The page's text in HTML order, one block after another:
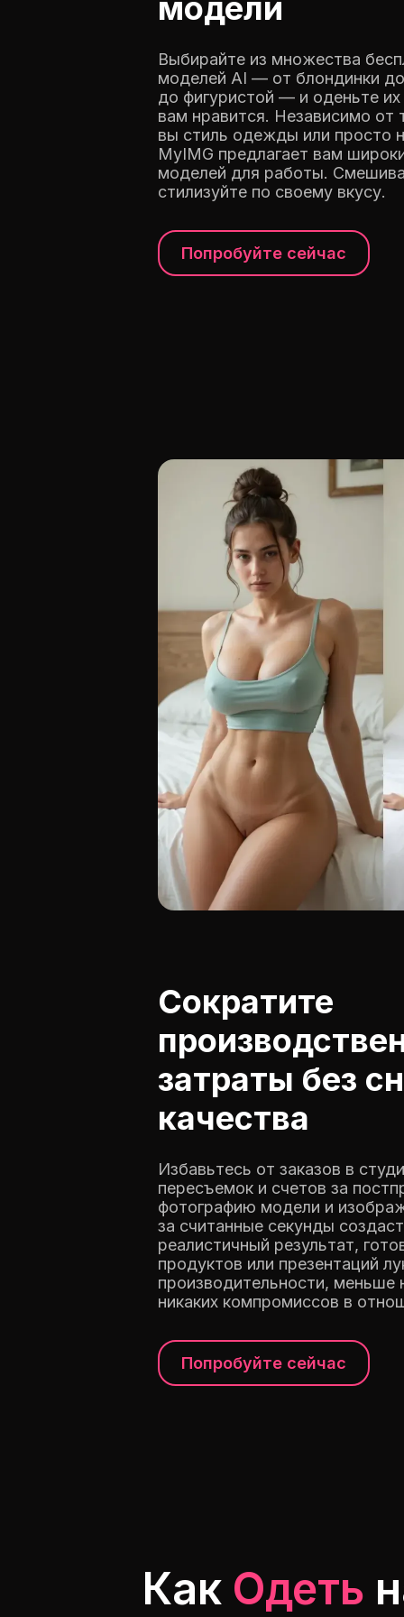
модели
Выбирайте из множества
моделей AI — от блондинки
до фигуристой — и оденьте
вам нравится. Независимо от
вы стиль одежды или просто
MyIMG предлагает вам
моделей для работы.
стилизуйте по своему вкусу.
Попробуйте сейчас
Сократите
затраты без
качества
Избавьтесь от заказов в
пересъемок и счетов за
фотографию модели и
за считанные секунды
реалистичный результат,
продуктов или презентаций
производительности, меньше
никаких компромиссов в
Попробуйте сейчас
Как Одеть